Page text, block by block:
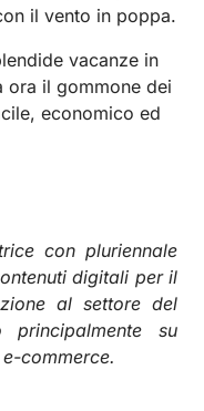
il vento in poppa.
vacanze in
ora il gommone dei
economico ed
con pluriennale
digitali per il
al settore del
su
commerce.